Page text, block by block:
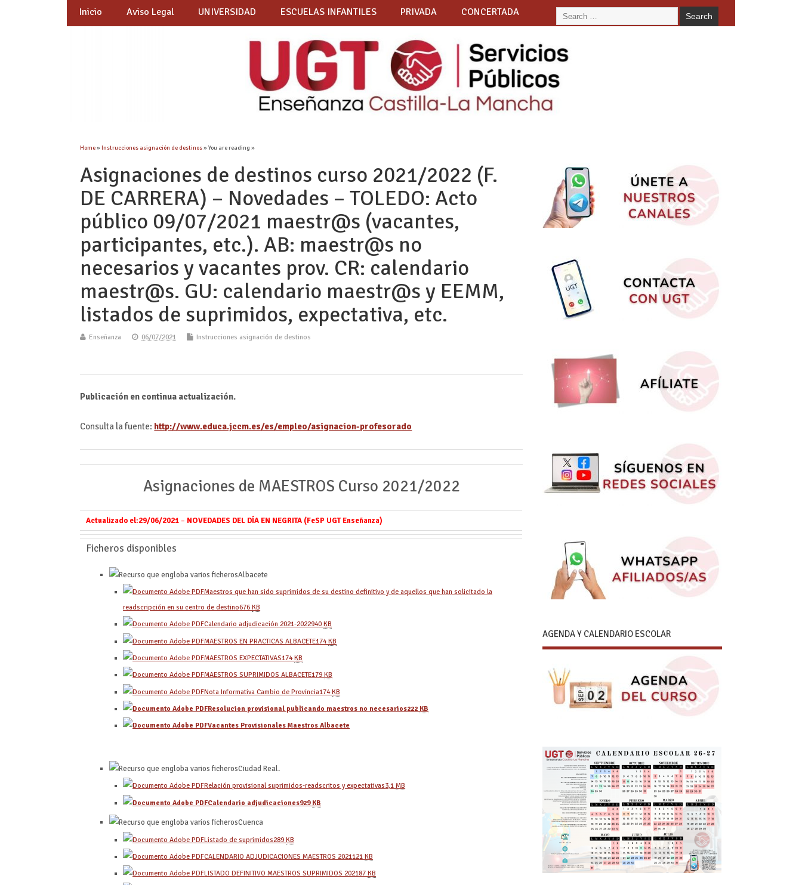
Inicio Aviso Legal UNIVERSIDAD ESCUELAS INFANTILES PRIVADA CONCERTADA
Home»Instrucciones asignación de destinos» You are reading »
Asignaciones de destinos curso 2021/2022 (F.
DE CARRERA) – Novedades – TOLEDO: Acto
público 09/07/2021 maestr@s (vacantes,
participantes, etc.). AB: maestr@s no
necesarios y vacantes prov. CR: calendario
maestr@s. GU: calendario maestr@s y EEMM,
listados de suprimidos, expectativa, etc.
Enseñanza 06/07/2021 Instrucciones asignación de destinos
Publicación en continua actualización.
Consulta la fuente: http://www.educa.jccm.es/es/empleo/asignacion-profesorado
Asignaciones de MAESTROS Curso 2021/2022
Actualizado el:29/06/2021– NOVEDADES DEL DÍA EN NEGRITA (FeSP UGT Enseñanza)
Ficheros disponibles
Albacete
Maestros que han sido suprimidos de su destino definitivo y de aquellos que han solicitado la
readscripción en su centro de destino676KB
Calendario adjudicación 2021-2022940KB
MAESTROS EN PRACTICAS ALBACETE174KB
MAESTROS EXPECTATIVAS174KB
MAESTROS SUPRIMIDOS ALBACETE179KB
Nota Informativa Cambio de Provincia174KB
Resolucion provisional publicando maestros no necesarios222 KB
Vacantes Provisionales Maestros Albacete
Ciudad Real.
Relación provisional suprimidos-readscritos y expectativas3,1MB
Calendario adjudicaciones929 KB
Cuenca
Listado de suprimidos289KB
CALENDARIO ADJUDICACIONES MAESTROS 2021121KB
LISTADO DEFINITIVO MAESTROS SUPRIMIDOS 202187KB
AGENDA Y CALENDARIO ESCOLAR